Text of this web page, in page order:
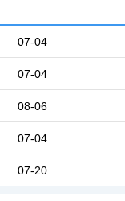
07-04
07-04
08-06
07-04
07-20